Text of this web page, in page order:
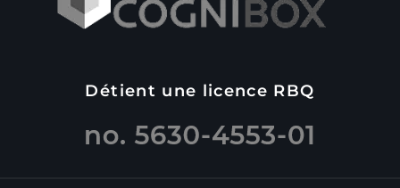
Détient une licence RBQ